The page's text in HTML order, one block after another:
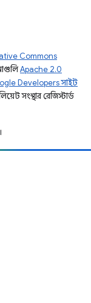
Commons
Apache 2.0
Developers সাইট
সংস্থার রেজিস্টার্ড